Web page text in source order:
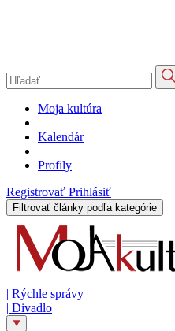
Moja kultúra
|
Kalendár
|
Profily
Registrovať Prihlásiť
Filtrovať články podľa kategórie
| Rýchle správy
| Divadlo